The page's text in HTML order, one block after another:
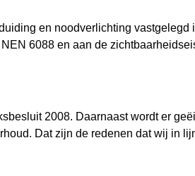
en noodverlichting vastgelegd
6088 en aan de
2008. Daarnaast wordt er
Dat zijn de redenen dat wij in